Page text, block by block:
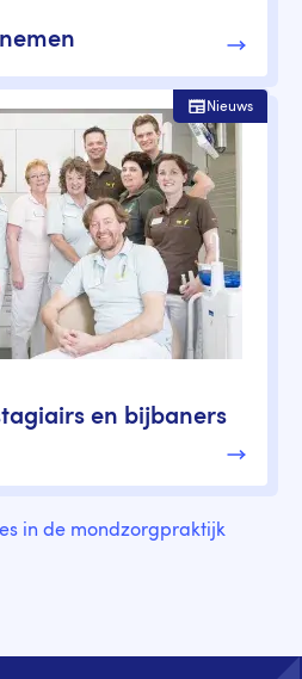
en bijbaners
Nieuws
in de mondzorgpraktijk